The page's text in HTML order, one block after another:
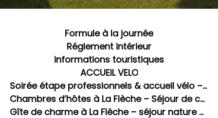
Formule à la journée
Réglement intérieur
informations touristiques
ACCUEIL VELO
Soirée étape professionnels & accueil vélo – Prix unique 95 €
Chambres d’hôtes à La Flèche – Séjour de charme à La Girouardière
Gîte de charme à La Flèche – séjour nature en Sarthe